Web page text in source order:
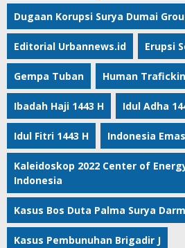
Dugaan Korupsi Surya Dumai
Editorial Urbannews.id Erupsi
Gempa Tuban Human
Ibadah Haji 1443 H Idul Adha
Idul Fitri 1443 H Indonesia
Kaleidoskop 2022 Center of
Indonesia
Kasus Bos Duta Palma Surya
Kasus Pembunuhan Brigadir J